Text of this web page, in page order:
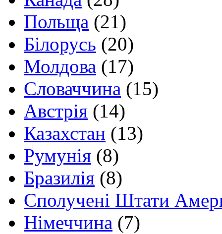
Польща (21)
Білорусь (20)
Молдова (17)
Словаччина (15)
Австрія (14)
Казахстан (13)
Румунія (8)
Бразилія (8)
Сполучені Штати
Німеччина (7)